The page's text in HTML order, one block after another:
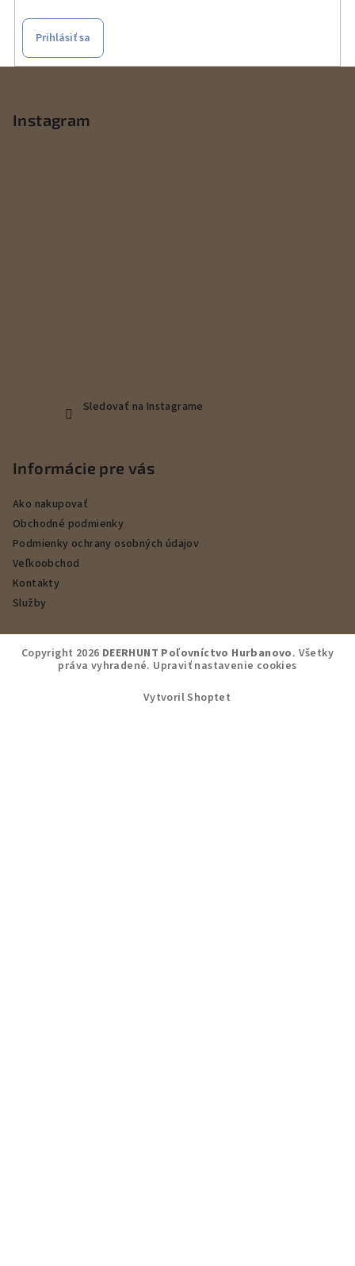
Prihlásiť sa
Instagram
Sledovať na Instagrame
Informácie pre vás
Ako nakupovať
Obchodné podmienky
Podmienky ochrany osobných údajov
Veľkoobchod
Kontakty
Služby
Copyright 2026 DEERHUNT Poľovníctvo Hurbanovo. Všetky
práva vyhradené. Upraviť nastavenie cookies
Vytvoril Shoptet